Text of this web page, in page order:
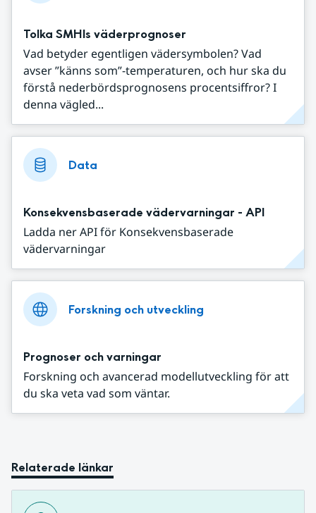
Tolka SMHIs väderprognoser
Vad betyder egentligen vädersymbolen? Vad
avser ”känns som”-temperaturen, och hur ska du
förstå nederbördsprognosens procentsiffror? I
denna vägled...
Data
Konsekvensbaserade vädervarningar - API
Ladda ner API för Konsekvensbaserade
vädervarningar
Forskning och utveckling
Prognoser och varningar
Forskning och avancerad modellutveckling för att
du ska veta vad som väntar.
Relaterade länkar